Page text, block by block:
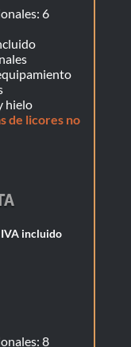
6
hielo
de licores no
incluido
8